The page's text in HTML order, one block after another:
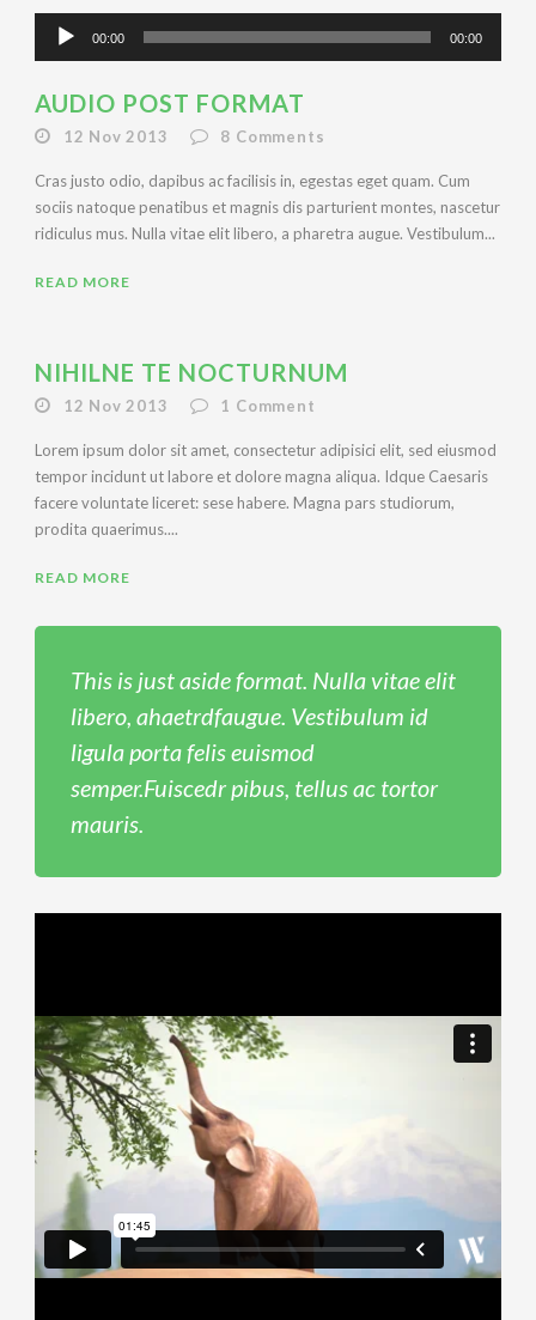
00:00 00:00
AUDIO POST FORMAT
12 Nov 2013 8 Comments
Cras justo odio, dapibus ac facilisis in, egestas eget quam. Cum
sociis natoque penatibus et magnis dis parturient montes, nascetur
ridiculus mus. Nulla vitae elit libero, a pharetra augue. Vestibulum...
READ MORE
NIHILNE TE NOCTURNUM
12 Nov 2013 1 Comment
Lorem ipsum dolor sit amet, consectetur adipisici elit, sed eiusmod
tempor incidunt ut labore et dolore magna aliqua. Idque Caesaris
facere voluntate liceret: sese habere. Magna pars studiorum,
prodita quaerimus....
READ MORE
This is just aside format. Nulla vitae elit
libero, ahaetrdfaugue. Vestibulum id
ligula porta felis euismod
semper.Fuiscedr pibus, tellus ac tortor
mauris.